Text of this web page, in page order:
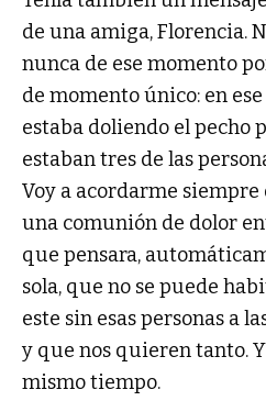
de una amiga, Florencia.
nunca de ese momento
de momento único: en
estaba doliendo el pecho
estaban tres de las
Voy a acordarme
una comunión de dolor
que pensara,
sola, que no se puede
este sin esas personas a
y que nos quieren tanto.
mismo tiempo.